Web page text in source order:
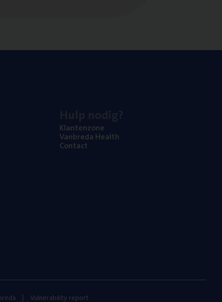
Klan­ten­zo­ne
Van­b­re­da Health
Con­tact
Vulnerability report